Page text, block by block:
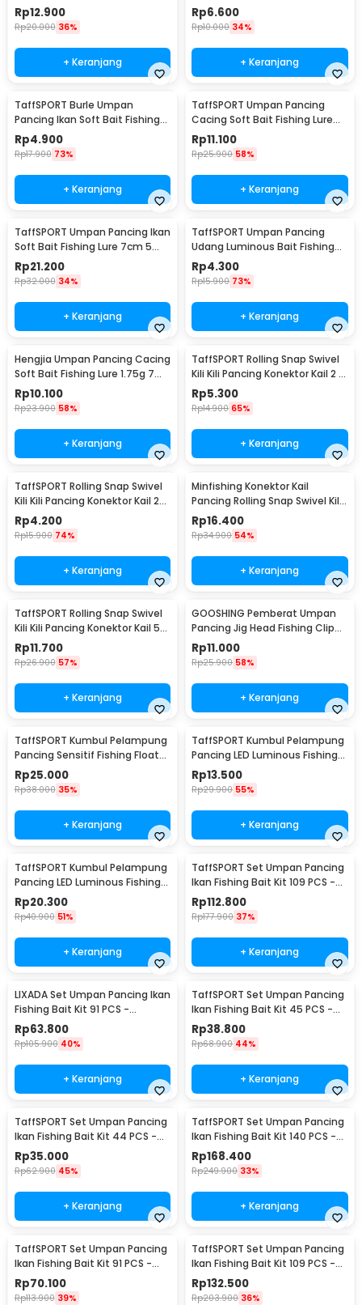
PCS - P0015
Rp12.900
Rp20.000 36%
+ Keranjang
Float 2 PCS - NT-02
Rp6.600
Rp10.000 34%
+ Keranjang
TaffSPORT Burle Umpan
Pancing Ikan Soft Bait Fishing
Lure 7cm 10PCS - L72
Rp4.900
Rp17.900 73%
+ Keranjang
TaffSPORT Umpan Pancing
Cacing Soft Bait Fishing Lure
1.75g 7 PCS
Rp11.100
Rp25.900 58%
+ Keranjang
TaffSPORT Umpan Pancing Ikan
Soft Bait Fishing Lure 7cm 5
PCS - TY-BA58
Rp21.200
Rp32.000 34%
+ Keranjang
TaffSPORT Umpan Pancing
Udang Luminous Bait Fishing
Lure 8cm
Rp4.300
Rp15.900 73%
+ Keranjang
Hengjia Umpan Pancing Cacing
Soft Bait Fishing Lure 1.75g 7
PCS
Rp10.100
Rp23.900 58%
+ Keranjang
TaffSPORT Rolling Snap Swivel
Kili Kili Pancing Konektor Kail 2 8
PCS - S20
Rp5.300
Rp14.900 65%
+ Keranjang
TaffSPORT Rolling Snap Swivel
Kili Kili Pancing Konektor Kail 2
10 PCS - S20
Rp4.200
Rp15.900 74%
+ Keranjang
Minfishing Konektor Kail
Pancing Rolling Snap Swivel Kili
100 PCS 6# - YH12
Rp16.400
Rp34.900 54%
+ Keranjang
TaffSPORT Rolling Snap Swivel
Kili Kili Pancing Konektor Kail 50
PCS Size 12 - MRH10
Rp11.700
Rp26.900 57%
+ Keranjang
GOOSHING Pemberat Umpan
Pancing Jig Head Fishing Clip
0.2-2g 106 PCS
Rp11.000
Rp25.900 58%
+ Keranjang
TaffSPORT Kumbul Pelampung
Pancing Sensitif Fishing Float
10 PCS - P016
Rp25.000
Rp38.000 35%
+ Keranjang
TaffSPORT Kumbul Pelampung
Pancing LED Luminous Fishing
Float 1 PCS - YD03
Rp13.500
Rp29.900 55%
+ Keranjang
TaffSPORT Kumbul Pelampung
Pancing LED Luminous Fishing
Float 1 PCS - DS-10
Rp20.300
Rp40.900 51%
+ Keranjang
TaffSPORT Set Umpan Pancing
Ikan Fishing Bait Kit 109 PCS -
DWS250-A
Rp112.800
Rp177.900 37%
+ Keranjang
LIXADA Set Umpan Pancing Ikan
Fishing Bait Kit 91 PCS -
DWS250-B
Rp63.800
Rp105.900 40%
+ Keranjang
TaffSPORT Set Umpan Pancing
Ikan Fishing Bait Kit 45 PCS -
DWS250-C
Rp38.800
Rp68.900 44%
+ Keranjang
TaffSPORT Set Umpan Pancing
Ikan Fishing Bait Kit 44 PCS -
DWS250-D
Rp35.000
Rp62.900 45%
+ Keranjang
TaffSPORT Set Umpan Pancing
Ikan Fishing Bait Kit 140 PCS -
DWS250-E
Rp168.400
Rp249.900 33%
+ Keranjang
TaffSPORT Set Umpan Pancing
Ikan Fishing Bait Kit 91 PCS -
DWS250-F
Rp70.100
Rp113.900 39%
TaffSPORT Set Umpan Pancing
Ikan Fishing Bait Kit 109 PCS -
DWS250-G
Rp132.500
Rp203.900 36%